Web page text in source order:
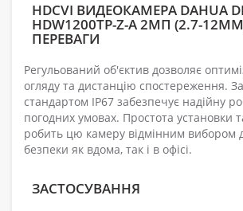
HDCVI ВИДЕОКАМЕРА DAHUA
HDW1200TP-Z-A 2МП (2.7-
ПЕРЕВАГИ
Регульований об'єктив дозволяє
огляду та дистанцію спостереження.
стандартом IP67 забезпечує надійну
погодних умовах. Простота установки
робить цю камеру відмінним вибором
безпеки як вдома, так і в офісі.
ЗАСТОСУВАННЯ